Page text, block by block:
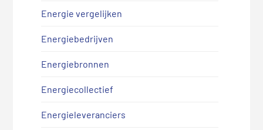
Energie vergelijken
Energiebedrijven
Energiebronnen
Energiecollectief
Energieleveranciers